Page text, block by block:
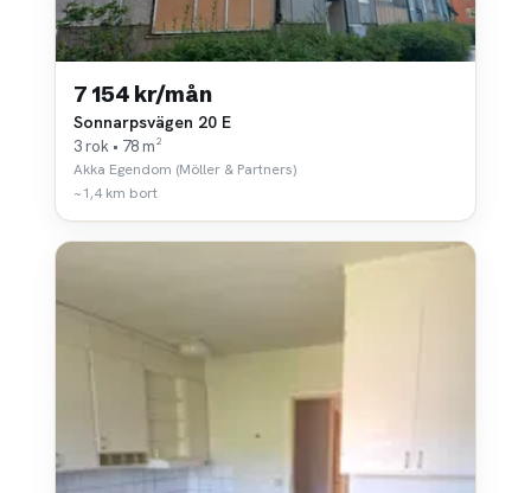
7 154 kr/mån
Sonnarpsvägen 20 E
3 rok • 78 m²
Akka Egendom (Möller & Partners)
~1,4 km bort